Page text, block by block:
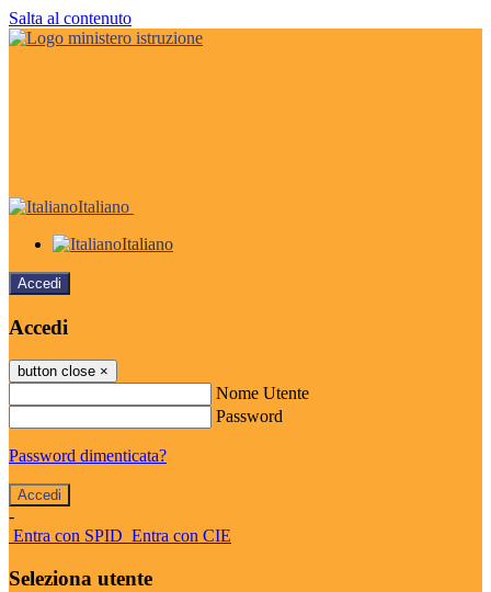
Salta al contenuto
Italiano
Italiano
Accedi
Accedi
button close ×
Nome Utente
Password
Password dimenticata?
-
Entra con SPID Entra con CIE
Seleziona utente